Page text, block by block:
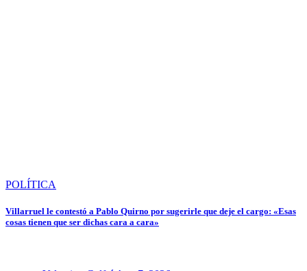
POLÍTICA
Villarruel le contestó a Pablo Quirno por sugerirle que deje el cargo: «Esas
cosas tienen que ser dichas cara a cara»